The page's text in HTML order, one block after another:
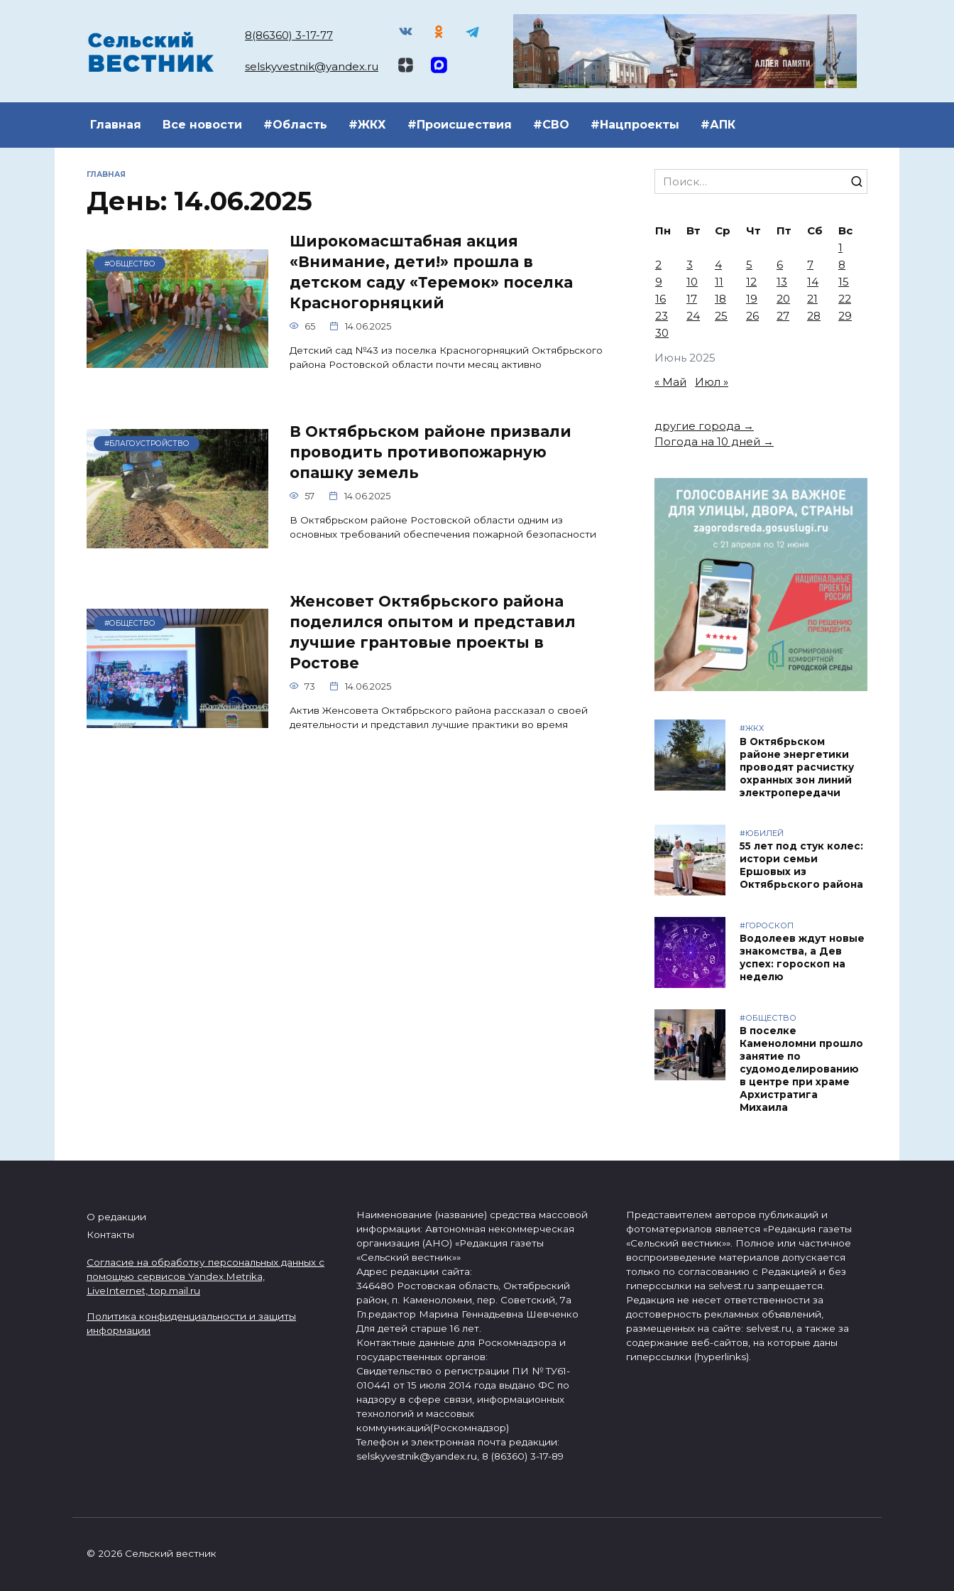
8(86360) 3-17-77
selskyvestnik@yandex.ru
Главная Все новости #Область #ЖКХ #Происшествия #СВО #Нацпроекты #АПК
ГЛАВНАЯ
День: 14.06.2025
#ОБЩЕСТВО
Широкомасштабная акция
«Внимание, дети!» прошла в
детском саду «Теремок» поселка
Красногорняцкий
65 14.06.2025
Детский сад №43 из поселка Красногорняцкий Октябрьского
района Ростовской области почти месяц активно
#БЛАГОУСТРОЙСТВО
В Октябрьском районе призвали
проводить противопожарную
опашку земель
57 14.06.2025
В Октябрьском районе Ростовской области одним из
основных требований обеспечения пожарной безопасности
#ОБЩЕСТВО
Женсовет Октябрьского района
поделился опытом и представил
лучшие грантовые проекты в
Ростове
73 14.06.2025
Актив Женсовета Октябрьского района рассказал о своей
деятельности и представил лучшие практики во время
Search
for:
Июнь 2025
Пн Вт Ср Чт Пт Сб
Вс
1
2
3 4 5 6 7
8
9
10 11 12 13 14
15
16
17 18 19 20 21
22
23
24 25 26 27 28
29
30
« Май Июл »
другие города →
Погода на 10 дней →
#ЖКХ
В Октябрьском
районе энергетики
проводят расчистку
охранных зон линий
электропередачи
#ЮБИЛЕЙ
55 лет под стук колес:
истори семьи
Ершовых из
Октябрьского района
#ГОРОСКОП
Водолеев ждут новые
знакомства, а Дев
успех: гороскоп на
неделю
#ОБЩЕСТВО
В поселке
Каменоломни прошло
занятие по
судомоделированию
в центре при храме
Архистратига
Михаила
О редакции
Контакты
Согласие на обработку персональных данных с
помощью сервисов Yandex.Metrika,
LiveInternet,top.mail.ru
Политика конфиденциальности и защиты
информации
Наименование (название) средства массовой
информации: Автономная некоммерческая
организация (АНО) «Редакция газеты
«Сельский вестник»»
Адрес редакции сайта:
346480 Ростовская область, Октябрьский
район, п. Каменоломни, пер. Советский, 7а
Гл.редактор Марина Геннадьевна Шевченко
Для детей старше 16 лет.
Контактные данные для Роскомнадзора и
государственных органов:
Свидетельство о регистрации ПИ № ТУ61-
010441 от 15 июля 2014 года выдано ФС по
надзору в сфере связи, информационных
технологий и массовых
коммуникаций(Роскомнадзор)
Телефон и электронная почта редакции:
selskyvestnik@yandex.ru, 8 (86360) 3-17-89
Представителем авторов публикаций и
фотоматериалов является «Редакция газеты
«Сельский вестник»». Полное или частичное
воспроизведение материалов допускается
только по согласованию с Редакцией и без
гиперссылки на selvest.ru запрещается.
Редакция не несет ответственности за
достоверность рекламных объявлений,
размещенных на сайте: selvest.ru, а также за
содержание веб-сайтов, на которые даны
гиперссылки (hyperlinks).
© 2026 Сельский вестник